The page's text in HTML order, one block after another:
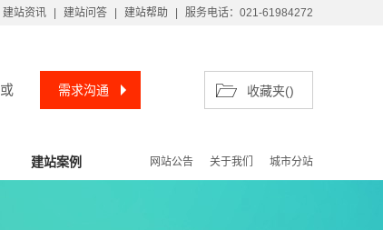
建站资讯 建站问答 建站帮助 服务电话：021-61984272
或 需求沟通 收藏夹()
建站案例 网站公告 关于我们 城市分站